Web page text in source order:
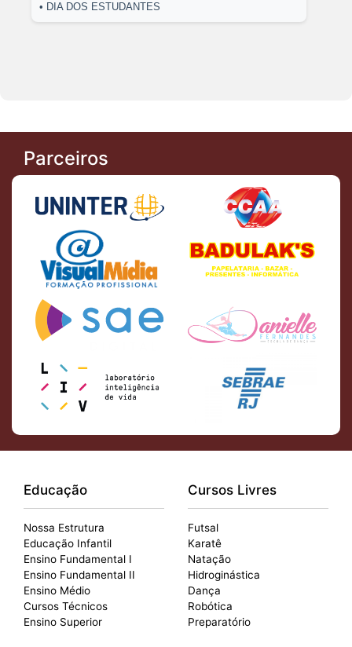
• DIA DOS ESTUDANTES
Parceiros
Educação
Nossa Estrutura
Educação Infantil
Ensino Fundamental I
Ensino Fundamental II
Ensino Médio
Cursos Técnicos
Ensino Superior
Cursos Livres
Futsal
Karatê
Natação
Hidroginástica
Dança
Robótica
Preparatório